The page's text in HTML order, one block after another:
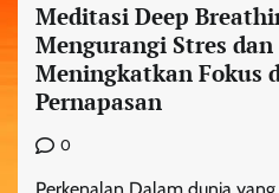
Meditasi Deep
Mengurangi Stres dan
Meningkatkan Fokus
Pernapasan
0